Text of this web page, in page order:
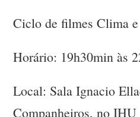
Ciclo de filmes Clima
Horário: 19h30min às
Local: Sala Ignacio
Companheiros, no IHU